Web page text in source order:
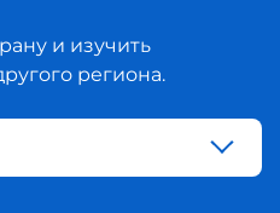
и изучить
региона.